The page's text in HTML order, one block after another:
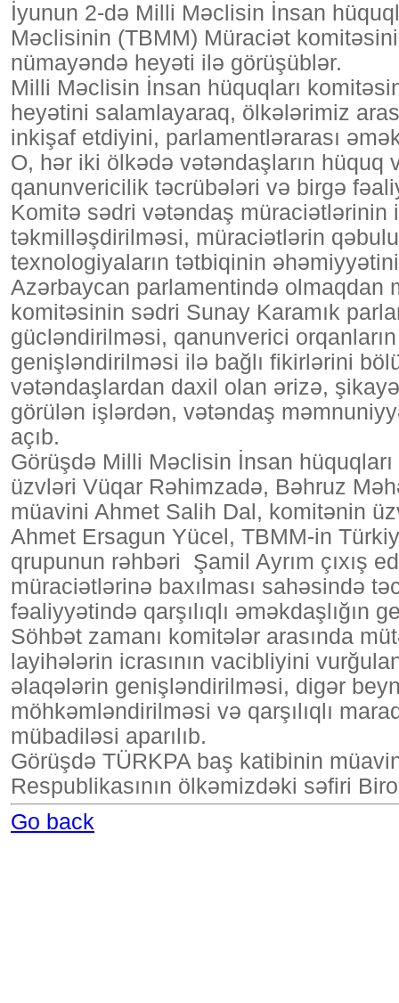
İyunun 2-də Milli Məclisin İnsan
Məclisinin (TBMM) Müraciət
nümayəndə heyəti ilə görüşüblər.
Milli Məclisin İnsan hüquqları
heyətini salamlayaraq, ölkələrimiz
inkişaf etdiyini, parlamentlərarası
O, hər iki ölkədə vətəndaşların hüquq
qanunvericilik təcrübələri və birgə
Komitə sədri vətəndaş
təkmilləşdirilməsi, müraciətlərin
texnologiyaların tətbiqinin
Azərbaycan parlamentində olmaqdan
komitəsinin sədri Sunay Karamık
gücləndirilməsi, qanunverici
genişləndirilməsi ilə bağlı fikirlərini
vətəndaşlardan daxil olan ərizə,
görülən işlərdən, vətəndaş
açıb.
Görüşdə Milli Məclisin İnsan
üzvləri Vüqar Rəhimzadə, Bəhruz
müavini Ahmet Salih Dal, komitənin
Ahmet Ersagun Yücel, TBMM-in
qrupunun rəhbəri Şamil Ayrım çıxış
müraciətlərinə baxılması sahəsində
fəaliyyətində qarşılıqlı əməkdaşlığın
Söhbət zamanı komitələr arasında
layihələrin icrasının vacibliyini
əlaqələrin genişləndirilməsi, digər
möhkəmləndirilməsi və qarşılıqlı
mübadiləsi aparılıb.
Görüşdə TÜRKPA baş katibinin
Respublikasının ölkəmizdəki səfiri
Go back